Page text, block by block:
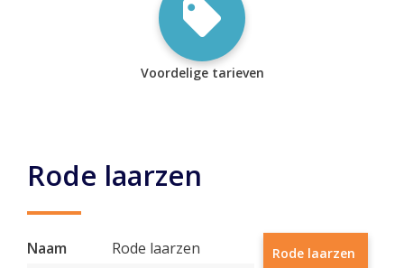
Voordelige tarieven
Rode laarzen
Naam Rode laarzen Rode laarzen